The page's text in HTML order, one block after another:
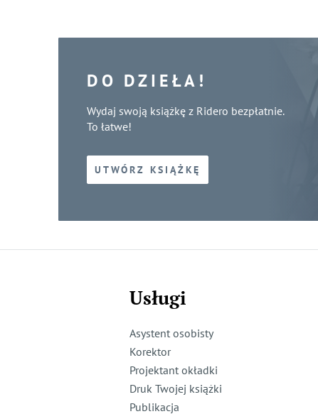
DO DZIEŁA!
Wydaj swoją książkę z Ridero bezpłatnie.
To łatwe!
UTWÓRZ KSIĄŻKĘ
Usługi
Asystent osobisty
Korektor
Projektant okładki
Druk Twojej książki
Publikacja